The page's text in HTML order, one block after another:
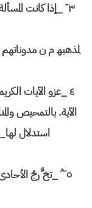
٣ َ _إذا كانت
لمذھبھ م ن
٤ _عزو الآیات
الآیة. بالتمحیص
استدلال
٥ َ ُ _تخ َّرجُ